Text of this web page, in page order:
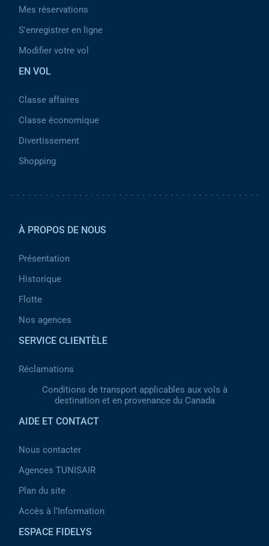
Mes réservations
S'enregistrer en ligne
Modifier votre vol
EN VOL
Classe affaires
Classe économique
Divertissement
Shopping
À PROPOS DE NOUS
Présentation
Historique
Flotte
Nos agences
SERVICE CLIENTÈLE
Réclamations
Conditions de transport applicables aux vols à
destination et en provenance du Canada
AIDE ET CONTACT
Nous contacter
Agences TUNISAIR
Plan du site
Accès à l’Information
ESPACE FIDELYS